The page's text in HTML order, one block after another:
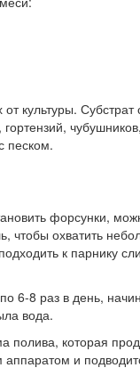
культуры.
песком.
форсунки,
чтобы охватить
к парнику
6-8 раз в день,
вода.
полива, которая
и